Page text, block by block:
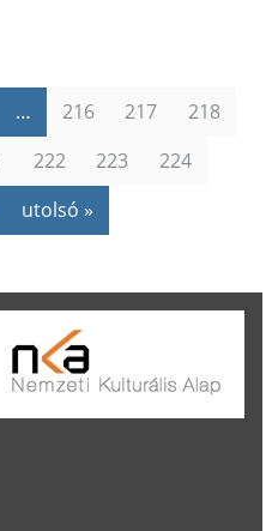
… 216 217
218
222 223
224
utolsó »